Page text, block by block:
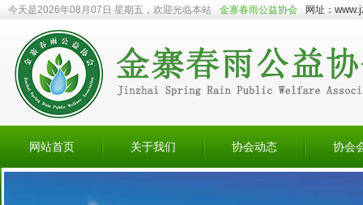
今天是2026年08月07日 星期五，欢迎光临本站 金寨春雨公益协会 网址：
网站首页 关于我们 协会动态 协会